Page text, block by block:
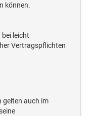
können.
leicht
Vertragspflichten
gelten auch im